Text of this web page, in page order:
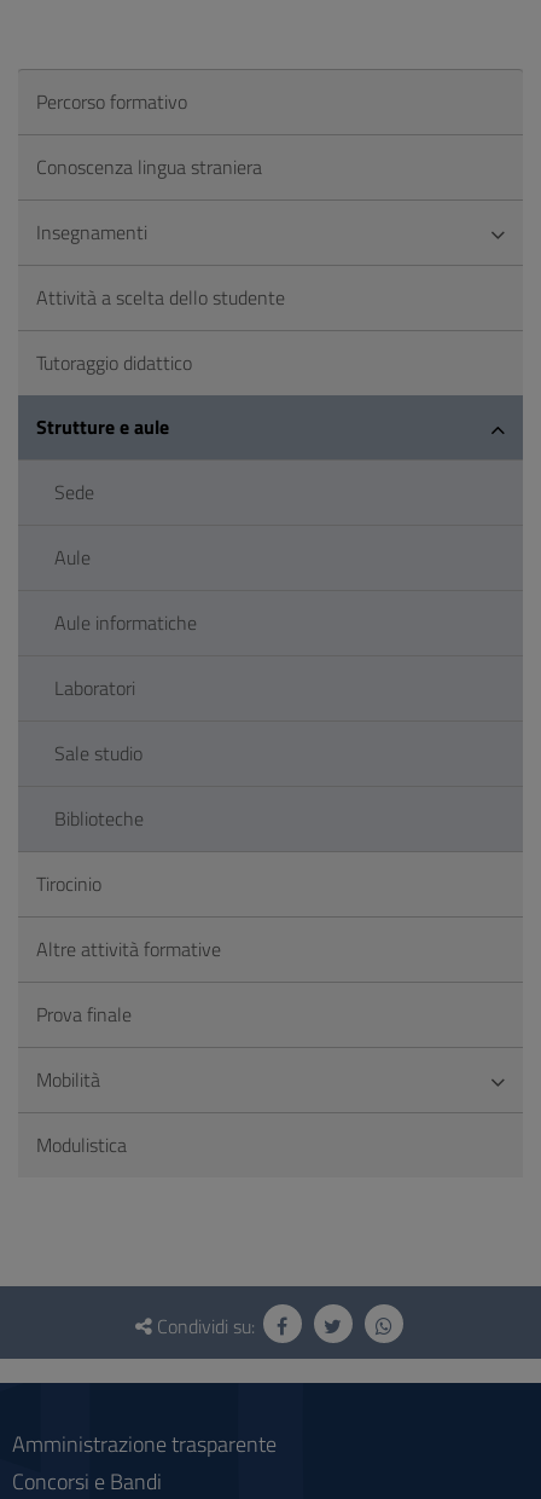
Percorso formativo
Conoscenza lingua straniera
Insegnamenti
Attività a scelta dello studente
Tutoraggio didattico
Strutture e aule
Sede
Aule
Aule informatiche
Laboratori
Sale studio
Biblioteche
Tirocinio
Altre attività formative
Prova finale
Mobilità
Modulistica
Questionario
social
Condividi su:
Amministrazione trasparente
Concorsi e Bandi